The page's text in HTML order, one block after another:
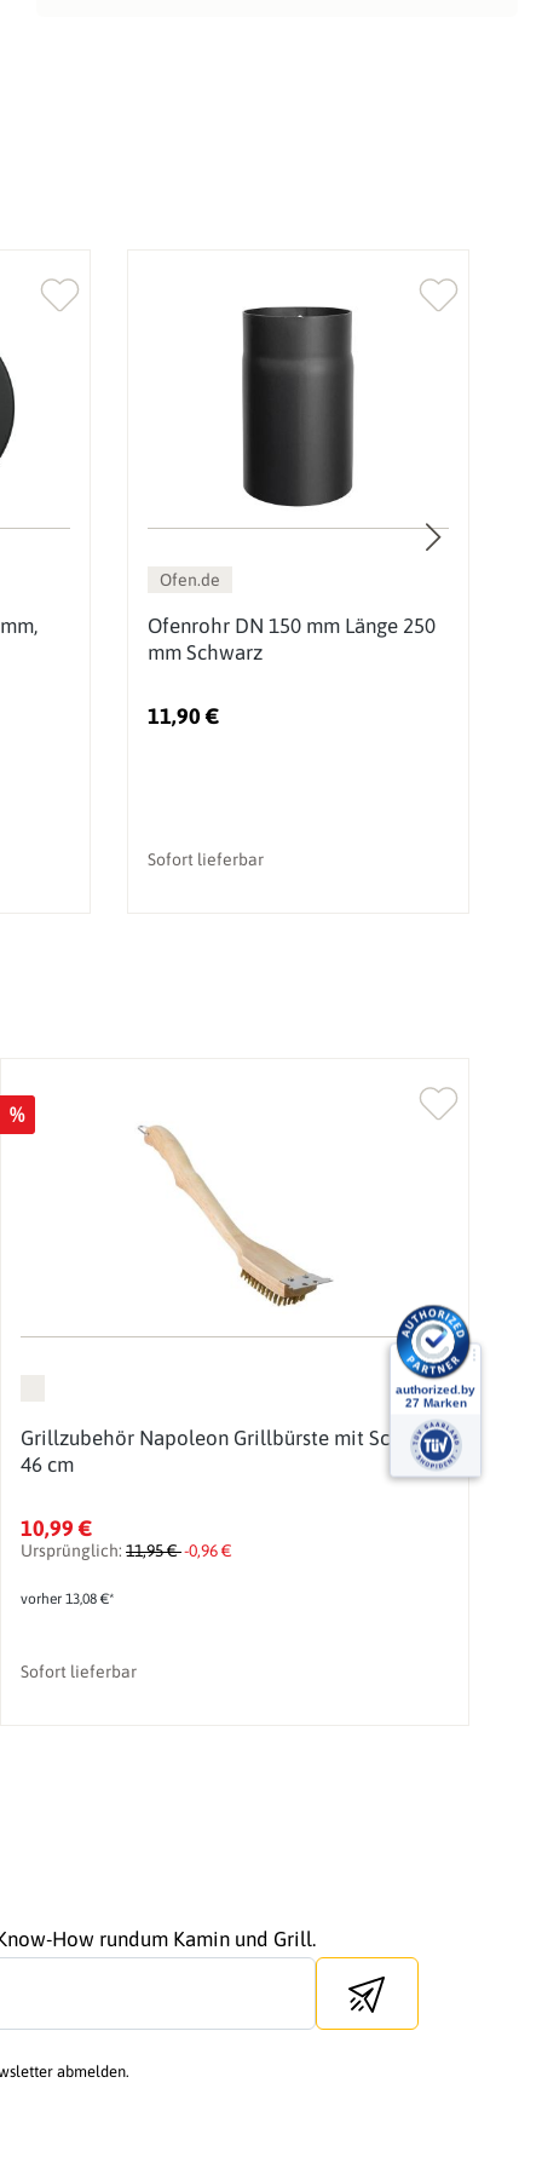
Ofen.de
Ofenrohr DN 150 mm Länge 250
mm Schwarz
11,90 €
Sofort lieferbar
%
Grillzubehör Napoleon Grillbürste mit Schaber
46 cm
10,99 €
Ursprünglich: 11,95 €-0,96 €
vorher 13,08 €*
Sofort lieferbar
How rundum Kamin und Grill.
Send newsletter
abmelden.